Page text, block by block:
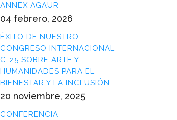
ANNEX AGAUR
04 febrero, 2026
ÉXITO DE NUESTRO
CONGRESO INTERNACIONAL
C-25 SOBRE ARTE Y
HUMANIDADES PARA EL
BIENESTAR Y LA INCLUSIÓN
20 noviembre, 2025
CONFERENCIA